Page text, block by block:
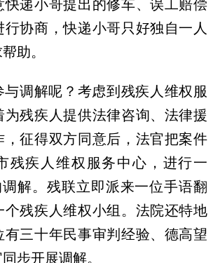
协商，快递小哥只好独自一人
助。
与调解呢？考虑到残疾人维权服
残疾人提供法律咨询、法律援
征得双方同意后，法官把案件
残疾人维权服务中心，进行一
调解。残联立即派来一位手语翻
残疾人维权小组。法院还特地
三十年民事审判经验、德高望
步开展调解。